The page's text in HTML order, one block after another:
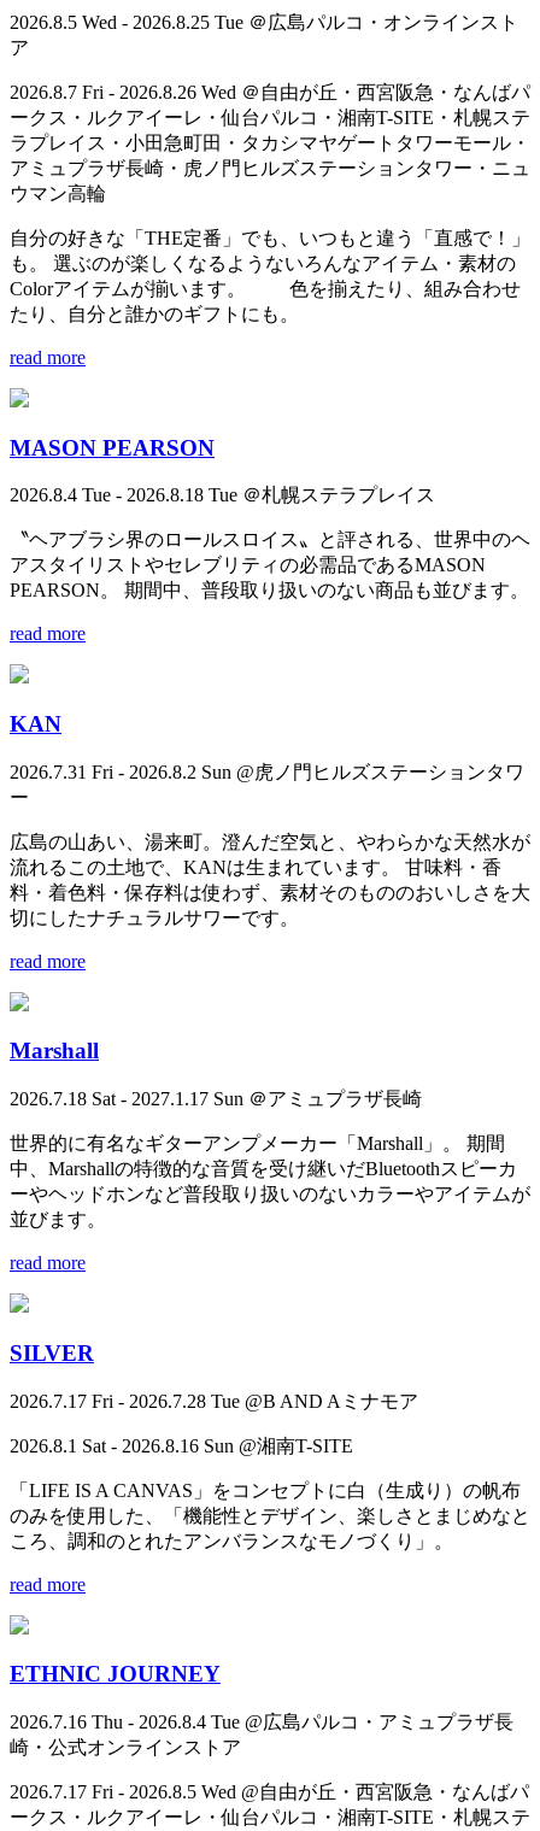
2026.8.5 Wed - 2026.8.25 Tue ＠広島パルコ・オンラインスト
ア
2026.8.7 Fri - 2026.8.26 Wed ＠自由が丘・西宮阪急・なんばパ
ークス・ルクアイーレ・仙台パルコ・湘南T-SITE・札幌ステ
ラプレイス・小田急町田・タカシマヤゲートタワーモール・
アミュプラザ長崎・虎ノ門ヒルズステーションタワー・ニュ
ウマン高輪
自分の好きな「THE定番」でも、いつもと違う「直感で！」
も。 選ぶのが楽しくなるようないろんなアイテム・素材の
Colorアイテムが揃います。 色を揃えたり、組み合わせ
たり、自分と誰かのギフトにも。
read more
MASON PEARSON
2026.8.4 Tue - 2026.8.18 Tue ＠札幌ステラプレイス
〝ヘアブラシ界のロールスロイス〟と評される、世界中のヘ
アスタイリストやセレブリティの必需品であるMASON
PEARSON。 期間中、普段取り扱いのない商品も並びます。
read more
KAN
2026.7.31 Fri - 2026.8.2 Sun @虎ノ門ヒルズステーションタワ
ー
広島の山あい、湯来町。澄んだ空気と、やわらかな天然水が
流れるこの土地で、KANは生まれています。 甘味料・香
料・着色料・保存料は使わず、素材そのもののおいしさを大
切にしたナチュラルサワーです。
read more
Marshall
2026.7.18 Sat - 2027.1.17 Sun ＠アミュプラザ長崎
世界的に有名なギターアンプメーカー「Marshall」。 期間
中、Marshallの特徴的な音質を受け継いだBluetoothスピーカ
ーやヘッドホンなど普段取り扱いのないカラーやアイテムが
並びます。
read more
SILVER
2026.7.17 Fri - 2026.7.28 Tue @B AND Aミナモア
2026.8.1 Sat - 2026.8.16 Sun @湘南T-SITE
「LIFE IS A CANVAS」をコンセプトに白（生成り）の帆布
のみを使用した、「機能性とデザイン、楽しさとまじめなと
ころ、調和のとれたアンバランスなモノづくり」。
read more
ETHNIC JOURNEY
2026.7.16 Thu - 2026.8.4 Tue @広島パルコ・アミュプラザ長
崎・公式オンラインストア
2026.7.17 Fri - 2026.8.5 Wed @自由が丘・西宮阪急・なんばパ
ークス・ルクアイーレ・仙台パルコ・湘南T-SITE・札幌ステ